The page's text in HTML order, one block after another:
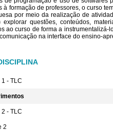
à formação de professores, o curso
por meio da realização de
questões, conteúdos,
ao curso de forma a
na interface do ensino-
- TLC
- TLC
2